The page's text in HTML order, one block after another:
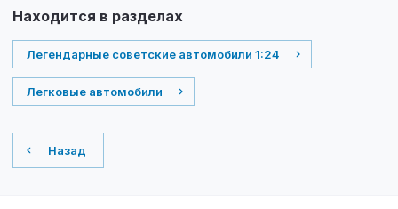
Находится в разделах
Легендарные советские автомобили 1:24
Легковые автомобили
Назад